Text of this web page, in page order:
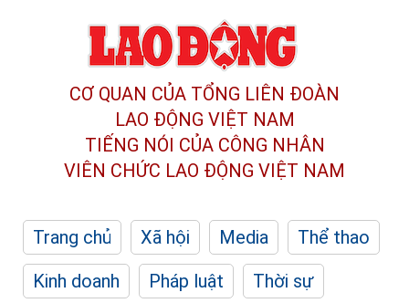
CƠ QUAN CỦA TỔNG LIÊN ĐOÀN
LAO ĐỘNG VIỆT NAM
TIẾNG NÓI CỦA CÔNG NHÂN
VIÊN CHỨC LAO ĐỘNG VIỆT NAM
Trang chủ Xã hội Media
Thể thao
Kinh doanh
Pháp luật
Thời sự